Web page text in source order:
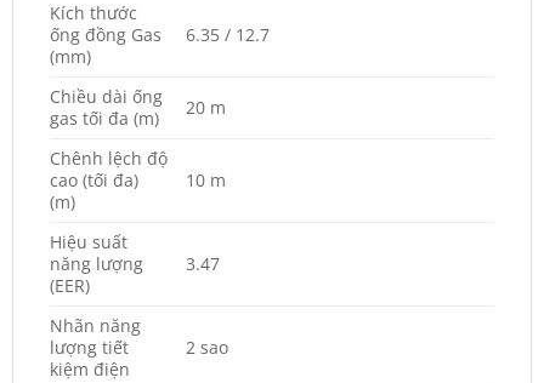
Kích thước
ống đồng Gas
(mm)
6.35 / 12.7
Chiều dài ống
gas tối đa (m)
20 m
Chênh lệch độ
cao (tối đa)
(m)
10 m
Hiệu suất
năng lượng
(EER)
3.47
Nhãn năng
lượng tiết
kiệm điện
2 sao